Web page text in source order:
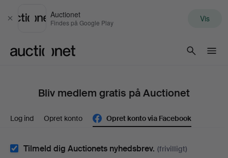
Luk
Auctionet
Findes på Google Play Vis
Bliv medlem gratis på Auctionet
Log ind Opret konto Opret konto via Facebook
Tilmeld dig Auctionets nyhedsbrev. (frivilligt)